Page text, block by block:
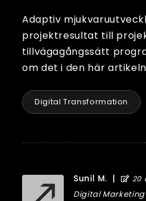
Adaptiv
projektresultat till
tillvägagångssätt
om det i den här
Digital Transformation
Sunil M. | 20
Digital